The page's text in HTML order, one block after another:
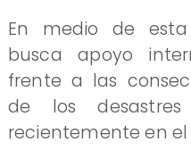
En medio de esta
busca apoyo
frente a las
de los desastres
recientemente en el